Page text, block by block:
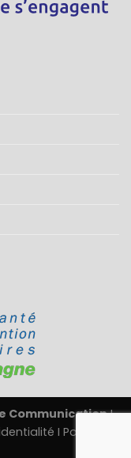
CommunicationI
I Politique